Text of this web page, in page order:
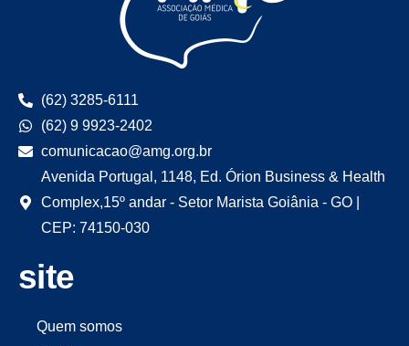
(62) 3285-6111
(62) 9 9923-2402
comunicacao@amg.org.br
Avenida Portugal, 1148, Ed. Órion Business & Health
Complex,15º andar - Setor Marista Goiânia - GO |
CEP: 74150-030
site
Quem somos